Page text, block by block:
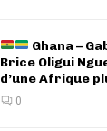
Ghana –
Brice Oligui
d’une Afrique
0